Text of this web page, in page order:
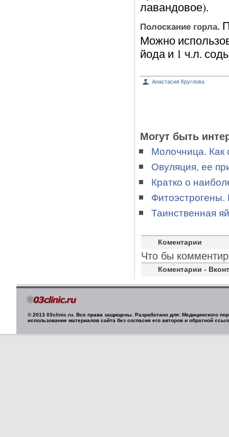
лавандовое).
Полоскание горла.
Можно
йода и 1 ч.л.
Анастасия Круглова
Могут быть
Молочница. Как
Овуляция, ее
Кратко о
Таинственная
Коментарии
Что бы
Коментарии -
© 2013 03clinic.ru. Все права защищены. Разработано для: Медицинского
использование материалов сайта без согласия его авторов и обратной